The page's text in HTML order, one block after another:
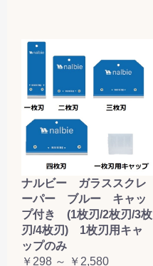
ナルビー ガラススクレ
ーパー ブルー キャッ
プ付き (1枚刃/2枚刃/3枚
刃/4枚刃) 1枚刃用キャ
ップのみ
￥298 ～ ￥2,580